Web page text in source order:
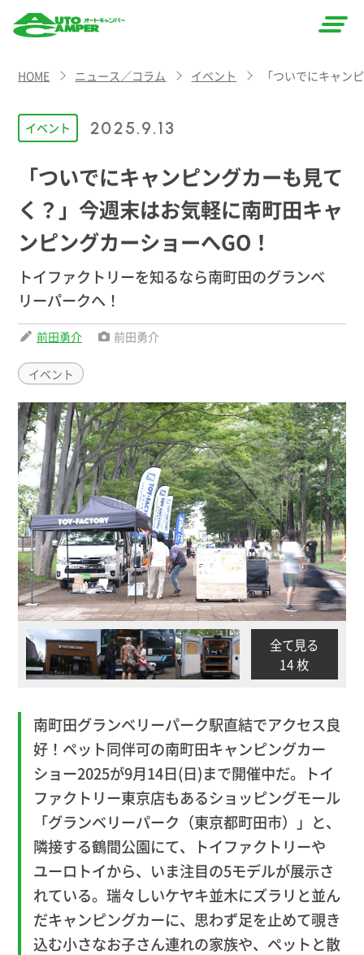
CAMPER
（オート
キャン
パー）
HOME ニュース／コラム イベント 「ついでにキャン
イベント 2025.9.13
「ついでにキャンピングカーも見て
く？」今週末はお気軽に南町田キャ
ンピングカーショーへGO！
トイファクトリーを知るなら南町田のグランベ
リーパークへ！
前田勇介 前田勇介
イベント
全て見る
14 枚
南町田グランベリーパーク駅直結でアクセス良
好！ペット同伴可の南町田キャンピングカー
ショー2025が9月14日(日)まで開催中だ。トイ
ファクトリー東京店もあるショッピングモール
「グランベリーパーク（東京都町田市）」と、
隣接する鶴間公園にて、トイファクトリーや
ユーロトイから、いま注目の5モデルが展示さ
れている。瑞々しいケヤキ並木にズラリと並ん
だキャンピングカーに、思わず足を止めて覗き
込む小さなお子さん連れの家族や、ペットと散